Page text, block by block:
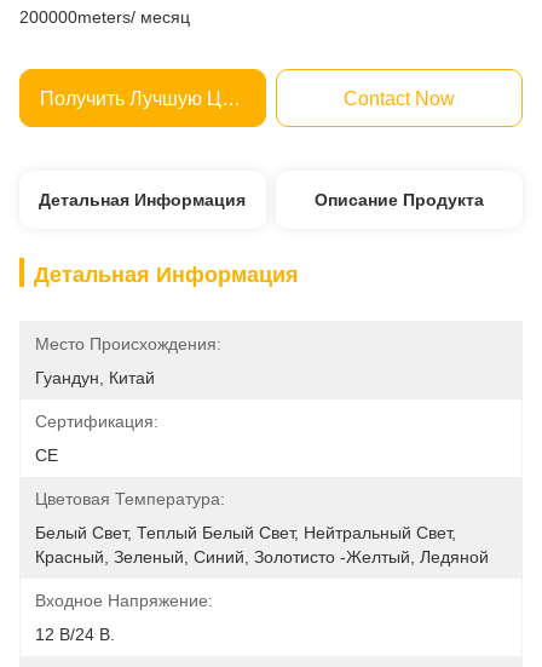
200000meters/ месяц
Получить Лучшую Цену Contact Now
Детальная Информация Описание Продукта
Детальная Информация
Место Происхождения:
Гуандун, Китай
Сертификация:
CE
Цветовая Температура:
Белый Свет, Теплый Белый Свет, Нейтральный Свет,
Красный, Зеленый, Синий, Золотисто -желтый, Ледяной
Входное Напряжение:
12 В/24 В.